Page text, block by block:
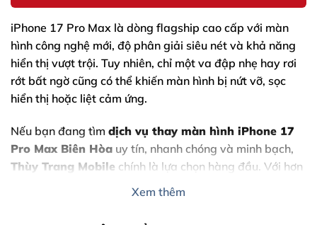
iPhone 17 Pro Max là dòng flagship cao cấp với màn
hình công nghệ mới, độ phân giải siêu nét và khả năng
hiển thị vượt trội. Tuy nhiên, chỉ một va đập nhẹ hay rơi
rớt bất ngờ cũng có thể khiến màn hình bị nứt vỡ, sọc
hiển thị hoặc liệt cảm ứng.
Nếu bạn đang tìm dịch vụ thay màn hình iPhone 17
Pro Max Biên Hòa uy tín, nhanh chóng và minh bạch,
Thùy Trang Mobile chính là lựa chọn hàng đầu. Với hơn
cửa hàng cam kết mang đến giải pháp tối ưu, linh kiện
Xem thêm